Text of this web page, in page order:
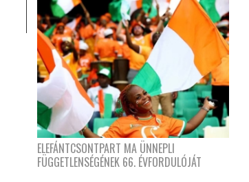
ELEFÁNTCSONTPART MA ÜNNEPLI
FÜGGETLENSÉGÉNEK 66. ÉVFORDULÓJÁT